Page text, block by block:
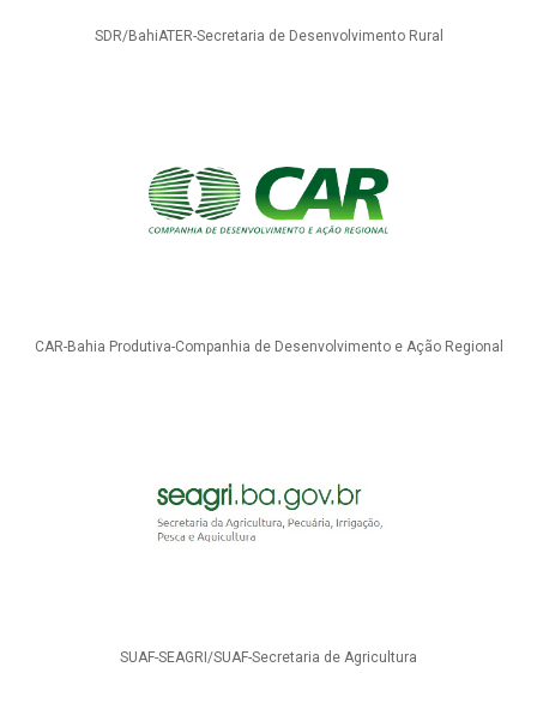
SDR/BahiATER-Secretaria de Desenvolvimento Rural
CAR-Bahia Produtiva-Companhia de Desenvolvimento e Ação Regional
SUAF-SEAGRI/SUAF-Secretaria de Agricultura